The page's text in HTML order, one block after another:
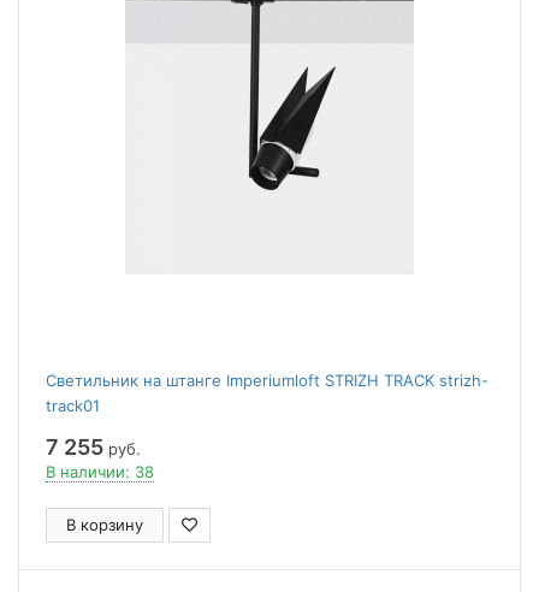
Светильник на штанге Imperiumloft STRIZH TRACK strizh-
track01
7 255 руб.
В наличии: 38
В корзину